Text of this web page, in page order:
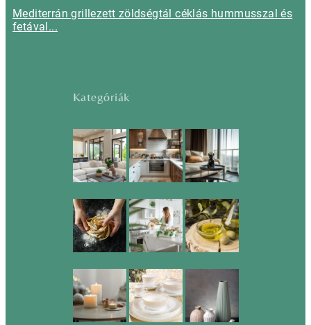
Mediterrán grillezett zöldségtál céklás hummusszal és
fetával...
Kategóriák